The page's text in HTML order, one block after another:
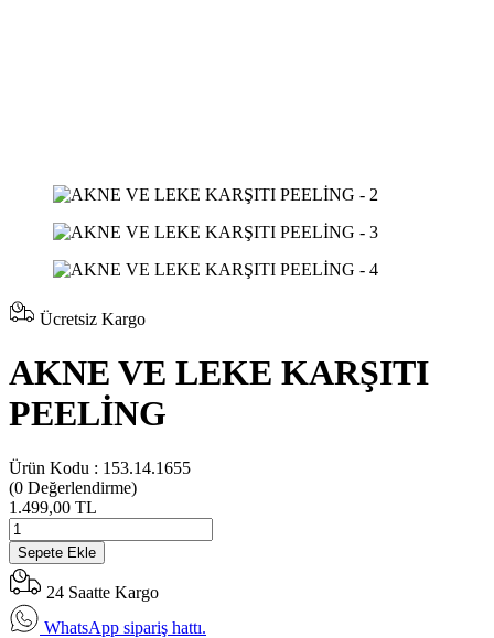
Ücretsiz Kargo
AKNE VE LEKE KARŞITI
PEELİNG
Ürün Kodu : 153.14.1655
(0 Değerlendirme)
1.499,00 TL
Sepete Ekle
24 Saatte Kargo
WhatsApp sipariş hattı.